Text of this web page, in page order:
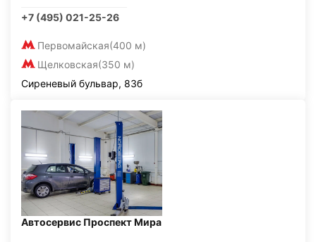
+7 (495) 021-25-26
Первомайская(400 м)
Щелковская(350 м)
Сиреневый бульвар, 83б
Автосервис Проспект Мира